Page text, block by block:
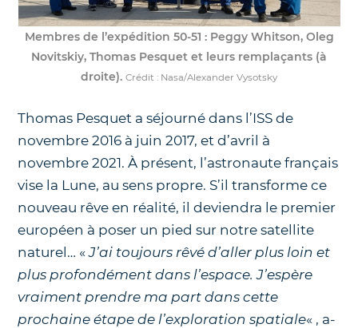
Membres de l’expédition 50-51 : Peggy Whitson, Oleg
Novitskiy, Thomas Pesquet et leurs remplaçants (à
droite). Crédit : Nasa/Alexander Vysotsky
Thomas Pesquet a séjourné dans l’ISS de
novembre 2016 à juin 2017, et d’avril à
novembre 2021. À présent, l’astronaute français
vise la Lune, au sens propre. S’il transforme ce
nouveau rêve en réalité, il deviendra le premier
européen à poser un pied sur notre satellite
naturel… «J’ai toujours rêvé d’aller plus loin et
plus profondément dans l’espace. J’espère
vraiment prendre ma part dans cette
prochaine étape de l’exploration spatiale« , a-